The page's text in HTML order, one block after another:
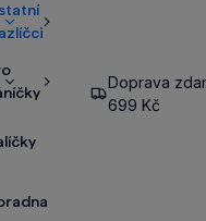
ZobrazitZobrazit
ZobrazitZobrazit Doprava
699 Kč